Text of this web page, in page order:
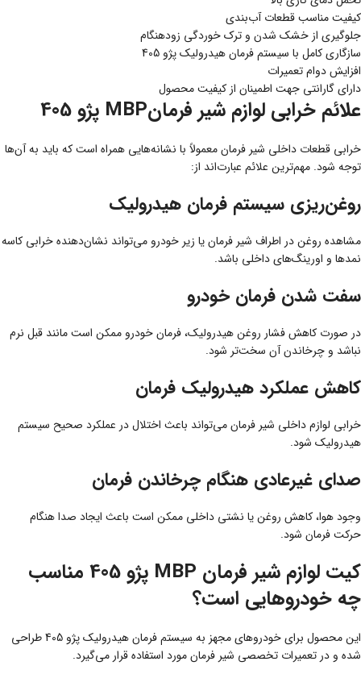
کیفیت مناسب قطعات آب‌بندی
جلوگیری از خشک شدن و ترک خوردگی زودهنگام
سازگاری کامل با سیستم فرمان هیدرولیک پژو 405
افزایش دوام تعمیرات
دارای گارانتی جهت اطمینان از کیفیت محصول
علائم خرابی لوازم شیر فرمانMBP پژو 405
خرابی قطعات داخلی شیر فرمان معمولاً با نشانه‌هایی همراه است که باید به آن‌ها
توجه شود. مهم‌ترین علائم عبارت‌اند از:
روغن‌ریزی سیستم فرمان هیدرولیک
مشاهده روغن در اطراف شیر فرمان یا زیر خودرو می‌تواند نشان‌دهنده خرابی کاسه
نمدها و اورینگ‌های داخلی باشد.
سفت شدن فرمان خودرو
در صورت کاهش فشار روغن هیدرولیک، فرمان خودرو ممکن است مانند قبل نرم
نباشد و چرخاندن آن سخت‌تر شود.
کاهش عملکرد هیدرولیک فرمان
خرابی لوازم داخلی شیر فرمان می‌تواند باعث اختلال در عملکرد صحیح سیستم
هیدرولیک شود.
صدای غیرعادی هنگام چرخاندن فرمان
وجود هوا، کاهش روغن یا نشتی داخلی ممکن است باعث ایجاد صدا هنگام
حرکت فرمان شود.
کیت لوازم شیر فرمان MBP پژو 405 مناسب
چه خودروهایی است؟
این محصول برای خودروهای مجهز به سیستم فرمان هیدرولیک پژو 405 طراحی
شده و در تعمیرات تخصصی شیر فرمان مورد استفاده قرار می‌گیرد.